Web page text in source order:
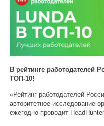
В рейтинге работодателей
ТОП-10!
«Рейтинг работодателей
авторитетное исследование
ежегодно проводит HeadHunter